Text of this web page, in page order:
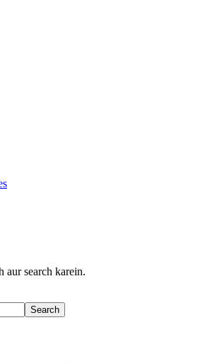
search karein.
Search